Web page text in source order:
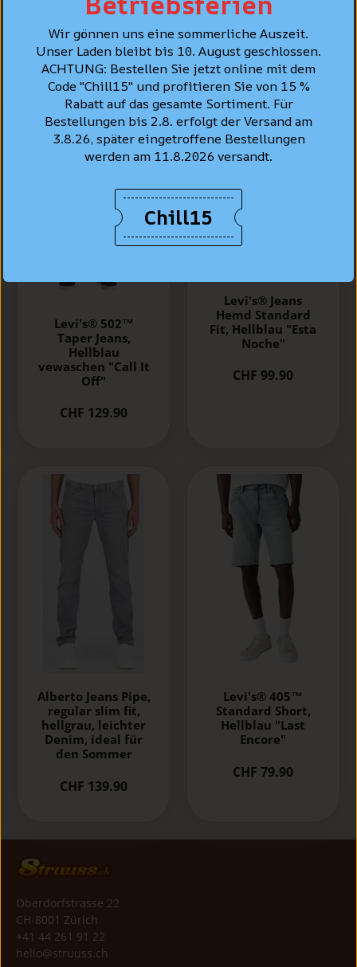
BESTSELLER
Levi's® 502™
Taper Jeans,
Hellblau
vewaschen "Call It
Off"
CHF 129.90
Levi's® Jeans
Hemd Standard
Fit, Hellblau "Esta
Noche"
CHF 99.90
Alberto Jeans Pipe,
regular slim fit,
hellgrau, leichter
Denim, ideal für
den Sommer
CHF 139.90
Levi's® 405™
Standard Short,
Hellblau "Last
Encore"
CHF 79.90
Oberdorfstrasse 22
CH-8001 Zürich
+41 44 261 91 22
hello@struuss.ch
Wir gönnen uns eine sommerliche Auszeit.
Unser Laden bleibt bis 10. August geschlossen.
ACHTUNG: Bestellen Sie jetzt online mit dem
Code "Chill15" und profitieren Sie von 15 %
Rabatt auf das gesamte Sortiment. Für
Bestellungen bis 2.8. erfolgt der Versand am
3.8.26, später eingetroffene Bestellungen
werden am 11.8.2026 versandt.
Chill15